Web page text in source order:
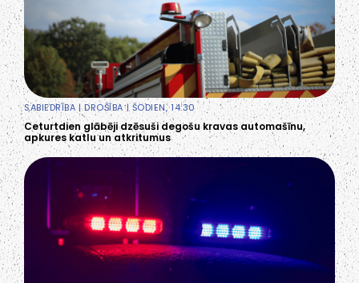
SABIEDRĪBA |DROŠĪBA| ŠODIEN, 14:30
Ceturtdien glābēji dzēsuši degošu kravas automašīnu,
apkures katlu un atkritumus